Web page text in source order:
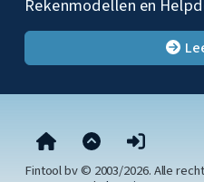
Rekenmodellen en
Fintool bv © 2003/2026. Alle